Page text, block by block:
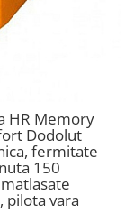
HR Memory
Dodolut
fermitate
150
pilota vara